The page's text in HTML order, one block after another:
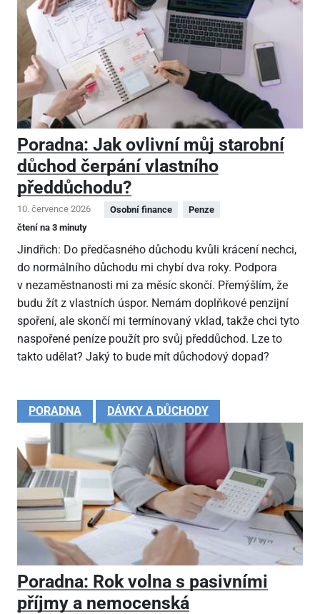
Poradna: Jak ovlivní můj starobní
důchod čerpání vlastního
předdůchodu?
10. července 2026 Osobní finance
Penze
čtení na 3 minuty
Jindřich: Do předčasného důchodu kvůli krácení nechci,
do normálního důchodu mi chybí dva roky. Podpora
v nezaměstnanosti mi za měsíc skončí. Přemýšlím, že
budu žít z vlastních úspor. Nemám doplňkové penzijní
spoření, ale skončí mi termínovaný vklad, takže chci tyto
naspořené peníze použít pro svůj předdůchod. Lze to
takto udělat? Jaký to bude mít důchodový dopad?
PORADNA DÁVKY A DŮCHODY
Poradna: Rok volna s pasivními
příjmy a nemocenská